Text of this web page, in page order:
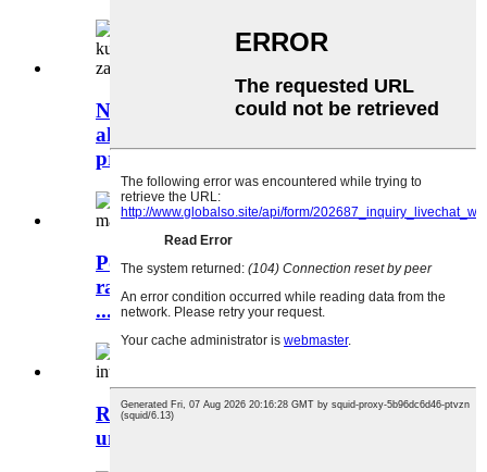
Napredni dizajn, potpuno od
aluminija, sa jastučićima za noge
prilagođenim...
Položaj matične ploče kućišta
računara za montažu u rack 304*265
...
Rack za medicinsku opremu sa
umjetnom inteligencijom...